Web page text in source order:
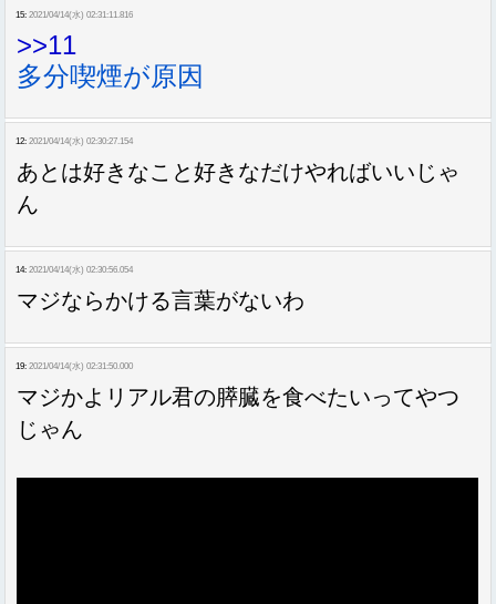
15: 2021/04/14(水) 02:31:11.816
>>11
多分喫煙が原因
12: 2021/04/14(水) 02:30:27.154
あとは好きなこと好きなだけやればいいじゃ
ん
14: 2021/04/14(水) 02:30:56.054
マジならかける言葉がないわ
19: 2021/04/14(水) 02:31:50.000
マジかよリアル君の膵臓を食べたいってやつ
じゃん